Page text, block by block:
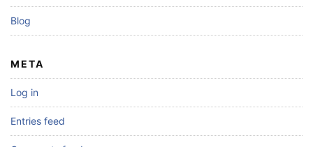
Blog
META
Log in
Entries feed